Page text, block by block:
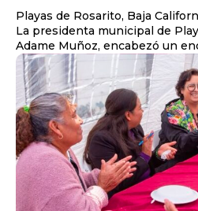
Playas de Rosarito, Baja
La presidenta municipal de
Adame Muñoz, encabezó un